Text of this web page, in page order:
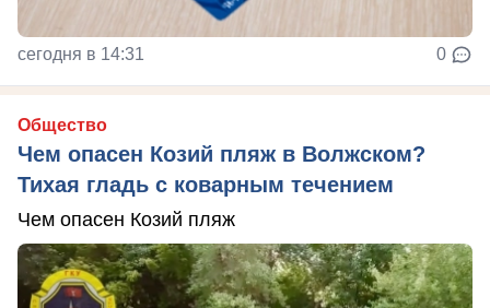
сегодня в 14:31 0
Общество
Чем опасен Козий пляж в Волжском?
Тихая гладь с коварным течением
Чем опасен Козий пляж